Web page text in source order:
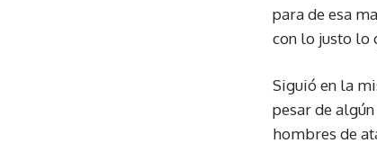
para de esa
con lo justo lo
Siguió en la
pesar de
hombres de